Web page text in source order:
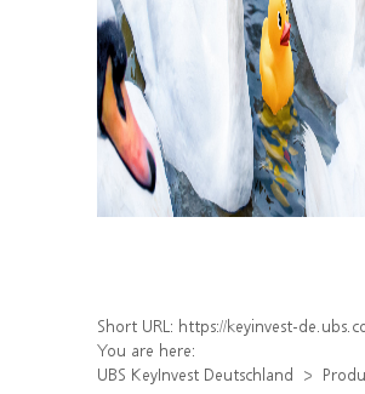
Short URL: https://keyinvest-de.ubs.com/produkt/detail/index/
You are here:
UBS KeyInvest Deutschland